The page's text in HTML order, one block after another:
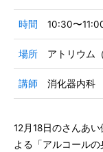
時間 10:30〜
場所 アトリウム
講師 消化器内科
12月18日のさんあ
よる「アルコール